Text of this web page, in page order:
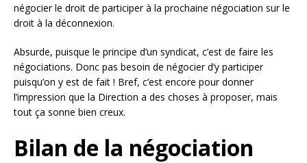
négocier le droit de participer à la prochaine négociation sur le
droit à la déconnexion.
Absurde, puisque le principe d’un syndicat, c’est de faire les
négociations. Donc pas besoin de négocier d’y participer
puisqu’on y est de fait ! Bref, c’est encore pour donner
l’impression que la Direction a des choses à proposer, mais
tout ça sonne bien creux.
Bilan de la négociation